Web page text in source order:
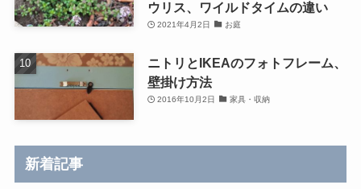
ウリス、ワイルドタイムの違い
2021年4月2日 お庭
ニトリとIKEAのフォトフレーム、
壁掛け方法
2016年10月2日 家具・収納
新着記事